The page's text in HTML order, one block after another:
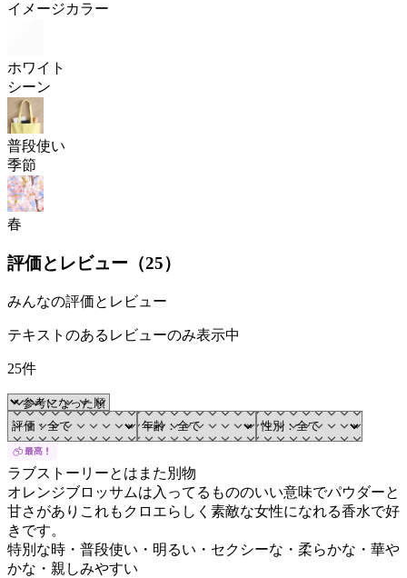
イメージカラー
ホワイト
シーン
普段使い
季節
春
評価とレビュー（25）
みんなの評価とレビュー
テキストのあるレビューのみ表示中
25件
ラブストーリーとはまた別物
オレンジブロッサムは入ってるもののいい意味でパウダーと
甘さがありこれもクロエらしく素敵な女性になれる香水で好
きです。
特別な時・普段使い・明るい・セクシーな・柔らかな・華や
かな・親しみやすい